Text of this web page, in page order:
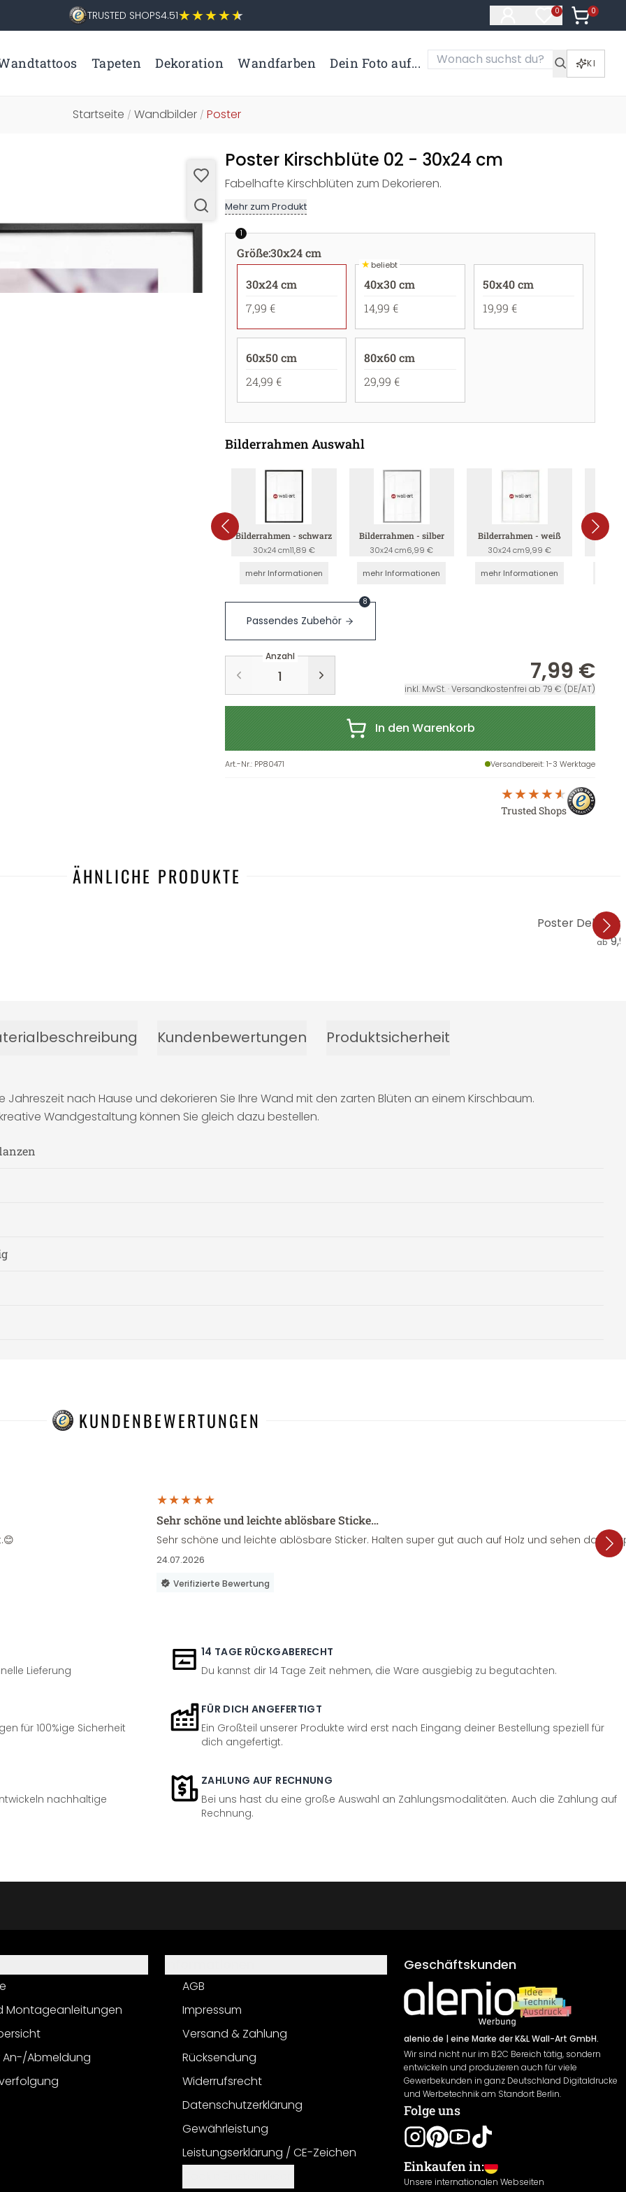
TRUSTED SHOPS4.51 0
Artikel im
0
Artikel
Tapeten Dekoration Wandfarben Dein Foto auf... KI
Startseite / Wandbilder/ Poster
Poster Kirschblüte 02 - 30x24 cm
Fabelhafte Kirschblüten zum Dekorieren.
Mehr zum Produkt
1
Größe:30x24 cm
30x24 cm
7,99 €
★beliebt
40x30 cm
14,99 €
50x40 cm
19,99 €
60x50 cm
24,99 €
80x60 cm
29,99 €
Bilderrahmen Auswahl
Bilderrahmen - schwarz
30x24 cm11,89 €
mehr Informationen
Bilderrahmen - silber
30x24 cm6,99 €
mehr Informationen
Bilderrahmen - weiß
30x24 cm9,99 €
mehr Informationen
Passendes Zubehör
8
Anzahl
7,99 €
inkl. MwSt. · Versandkostenfrei ab 79 € (DE/AT)
In den Warenkorb
Art.-Nr.: PP80471 Versandbereit: 1-3 Werktage
Trusted Shops
ÄHNLICHE PRODUKTE
Poster
ab
Kundenbewertungen Produktsicherheit
Jahreszeit nach Hause und dekorieren Sie Ihre Wand mit den zarten Blüten an einem Kirschbaum.
Wandgestaltung können Sie gleich dazu bestellen.
KUNDENBEWERTUNGEN
Sehr schöne und leichte ablösbare Sticke…
Sehr schöne und leichte ablösbare Sticker. Halten super gut auch auf Holz und sehen dazu
24.07.2026
Verifizierte Bewertung
Lieferung
14 TAGE RÜCKGABERECHT
Du kannst dir 14 Tage Zeit nehmen, die Ware ausgiebig zu begutachten.
für 100%ige Sicherheit
FÜR DICH ANGEFERTIGT
Ein Großteil unserer Produkte wird erst nach Eingang deiner Bestellung speziell für
dich angefertigt.
nachhaltige
ZAHLUNG AUF RECHNUNG
Bei uns hast du eine große Auswahl an Zahlungsmodalitäten. Auch die Zahlung auf
Rechnung.
Montageanleitungen
An-/Abmeldung
AGB
Impressum
Versand & Zahlung
Rücksendung
Widerrufsrecht
Datenschutzerklärung
Gewährleistung
Leistungserklärung / CE-Zeichen
Geschäftskunden
alenio.de | eine Marke der K&L Wall-Art GmbH.
Wir sind nicht nur im B2C Bereich tätig, sondern
entwickeln und produzieren auch für viele
Gewerbekunden in ganz Deutschland Digitaldrucke
und Werbetechnik am Standort Berlin.
Folge uns
Einkaufen in:
Unsere internationalen Webseiten